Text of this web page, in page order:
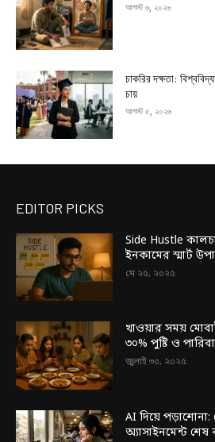
আগস্ট ৬, ২০২৬
চাকরির দক্ষতা:
চায়
আগস্ট ৫, ২০২৬
EDITOR PICKS
Side Hustle
ইনকামের স্মার্ট
মে ২৫, ২০২৫
খাওয়ার সময়
৩০% পুষ্টি ও
জুলাই ৩০, ২০২৫
AI দিয়ে পড়াশোনা:
অ্যাসাইনমেন্ট